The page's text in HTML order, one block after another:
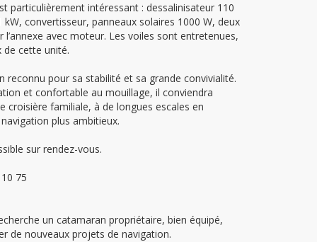
particulièrement intéressant : dessalinisateur 110
convertisseur, panneaux solaires 1000 W, deux
avec moteur. Les voiles sont entretenues,
de cette unité.
reconnu pour sa stabilité et sa grande convivialité.
et confortable au mouillage, il conviendra
familiale, à de longues escales en
plus ambitieux.
sur rendez-vous.
75
un catamaran propriétaire, bien équipé,
de nouveaux projets de navigation.